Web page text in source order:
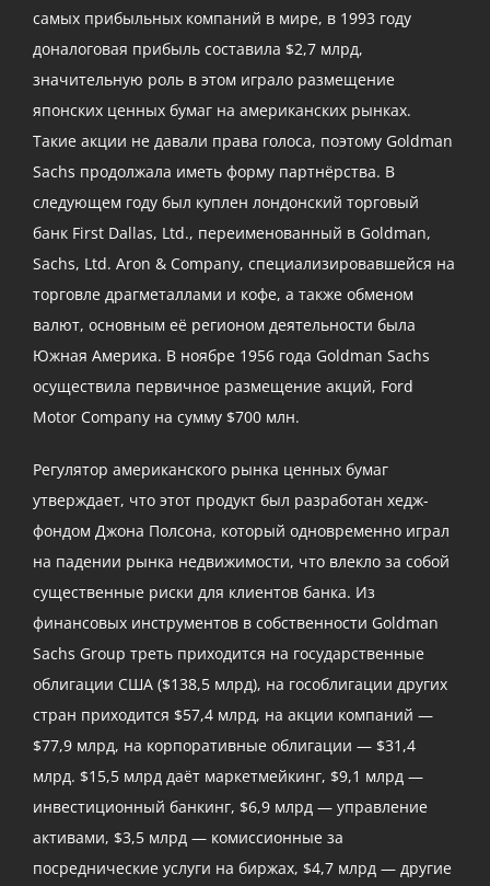
самых прибыльных компаний в мире, в 1993 году
доналоговая прибыль составила $2,7 млрд,
значительную роль в этом играло размещение
японских ценных бумаг на американских рынках.
Такие акции не давали права голоса, поэтому Goldman
Sachs продолжала иметь форму партнёрства. В
следующем году был куплен лондонский торговый
банк First Dallas, Ltd., переименованный в Goldman,
Sachs, Ltd. Aron & Company, специализировавшейся на
торговле драгметаллами и кофе, а также обменом
валют, основным её регионом деятельности была
Южная Америка. В ноябре 1956 года Goldman Sachs
осуществила первичное размещение акций, Ford
Motor Company на сумму $700 млн.
Регулятор американского рынка ценных бумаг
утверждает, что этот продукт был разработан хедж-
фондом Джона Полсона, который одновременно играл
на падении рынка недвижимости, что влекло за собой
существенные риски для клиентов банка. Из
финансовых инструментов в собственности Goldman
Sachs Group треть приходится на государственные
облигации США ($138,5 млрд), на гособлигации других
стран приходится $57,4 млрд, на акции компаний —
$77,9 млрд, на корпоративные облигации — $31,4
млрд. $15,5 млрд даёт маркетмейкинг, $9,1 млрд —
инвестиционный банкинг, $6,9 млрд — управление
активами, $3,5 млрд — комиссионные за
посреднические услуги на биржах, $4,7 млрд — другие